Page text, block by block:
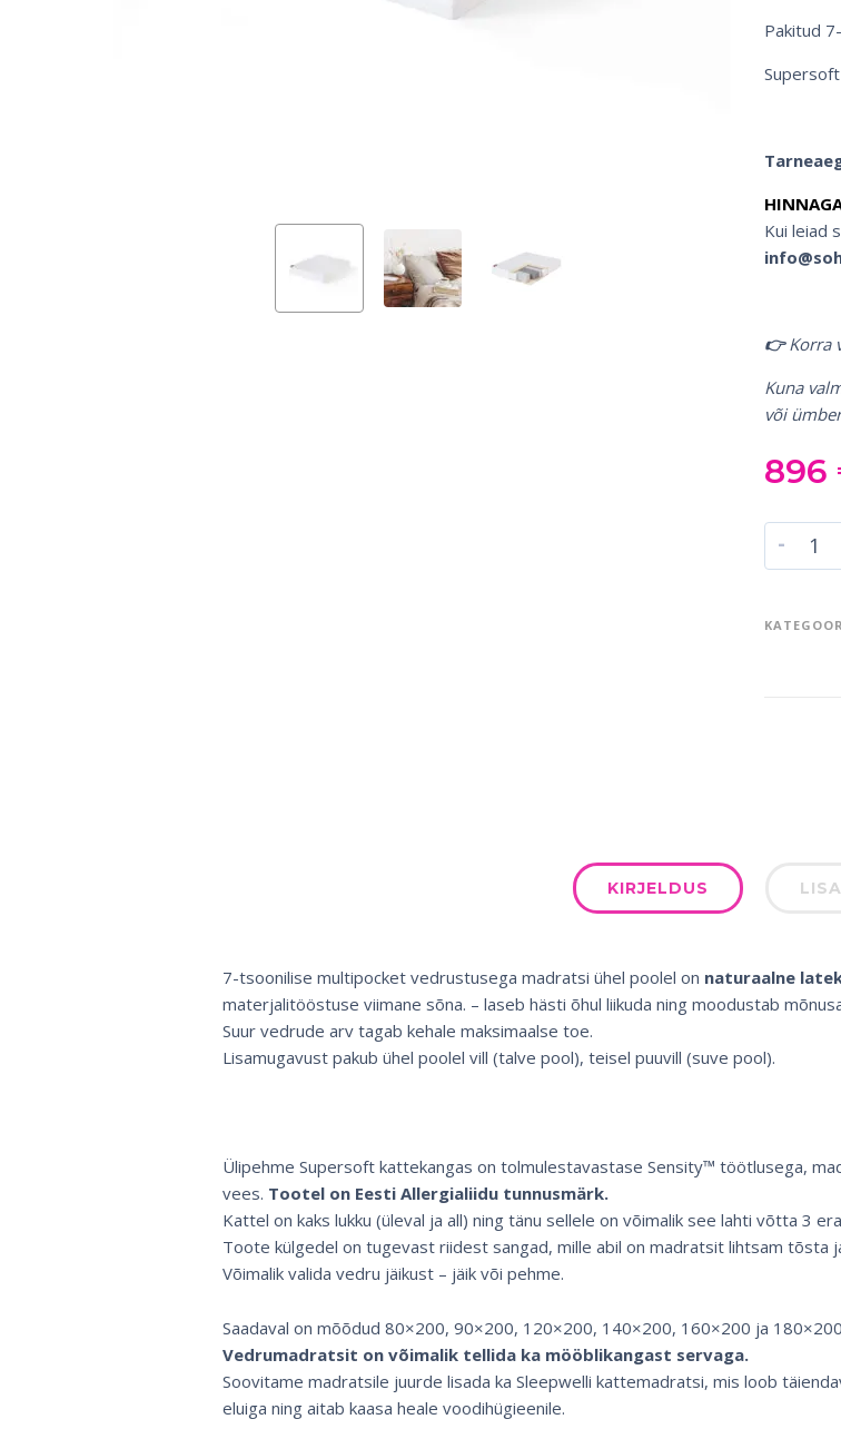
Pakitud
Kui leiad
👉Korra
Kuna
või
896
-
KIRJELDUS
7-tsoonilise multipocket vedrustusega madratsi ühel poolel on naturaalne
materjalitööstuse viimane sõna. – laseb hästi õhul liikuda ning moodustab
Suur vedrude arv tagab kehale maksimaalse toe.
Lisamugavust pakub ühel poolel vill (talve pool), teisel puuvill (suve pool).
Ülipehme Supersoft kattekangas on tolmulestavastase Sensity™ töötlusega,
vees. Tootel on Eesti Allergialiidu tunnusmärk.
Kattel on kaks lukku (üleval ja all) ning tänu sellele on võimalik see lahti võtta 3
Toote külgedel on tugevast riidest sangad, mille abil on madratsit lihtsam tõsta
Võimalik valida vedru jäikust – jäik või pehme.
Saadaval on mõõdud 80×200, 90×200, 120×200, 140×200, 160×200 ja
Vedrumadratsit on võimalik tellida ka mööblikangast servaga.
Soovitame madratsile juurde lisada ka Sleepwelli kattemadratsi, mis loob
eluiga ning aitab kaasa heale voodihügieenile.